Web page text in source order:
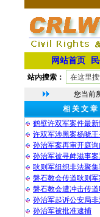
网站首页
站内搜索：
您当前
相 关 文 章
鹤壁许双军案件最
许双军涉黑案杨晓
孙治军案再审开庭询
孙治军被寻衅滋事
耿则军组织非法聚集
磐石教会传道耿则军
磐石教会遭冲击传
孙治军起诉公安局非
孙治军被批准逮捕